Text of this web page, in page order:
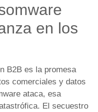
en los
B2B es la promesa
comerciales y datos
ataca, esa
El secuestro